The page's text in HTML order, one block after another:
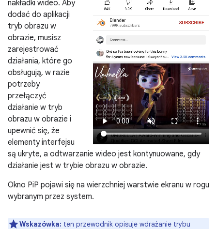
nakładki wideo. Aby
dodać do aplikacji
tryb obrazu w
obrazie, musisz
zarejestrować
działania, które go
obsługują, w razie
potrzeby
przełączyć
działanie w tryb
obrazu w obrazie i
upewnić się, że
elementy interfejsu
są ukryte, a odtwarzanie wideo jest kontynuowane, gdy
działanie jest w trybie obrazu w obrazie.
Okno PiP pojawi się na wierzchniej warstwie ekranu w rogu
wybranym przez system.
Wskazówka: ten przewodnik opisuje wdrażanie trybu